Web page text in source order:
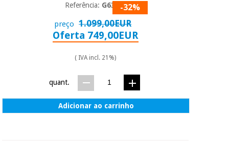
Referência: G6319-32%
preço 1.099,00EUR
Oferta 749,00EUR
( IVA incl. 21%)
quant.
Adicionar ao carrinho